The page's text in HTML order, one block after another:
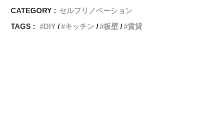
CATEGORY : セルフリノベーション
TAGS :
DIY キッチン 板壁 賃貸